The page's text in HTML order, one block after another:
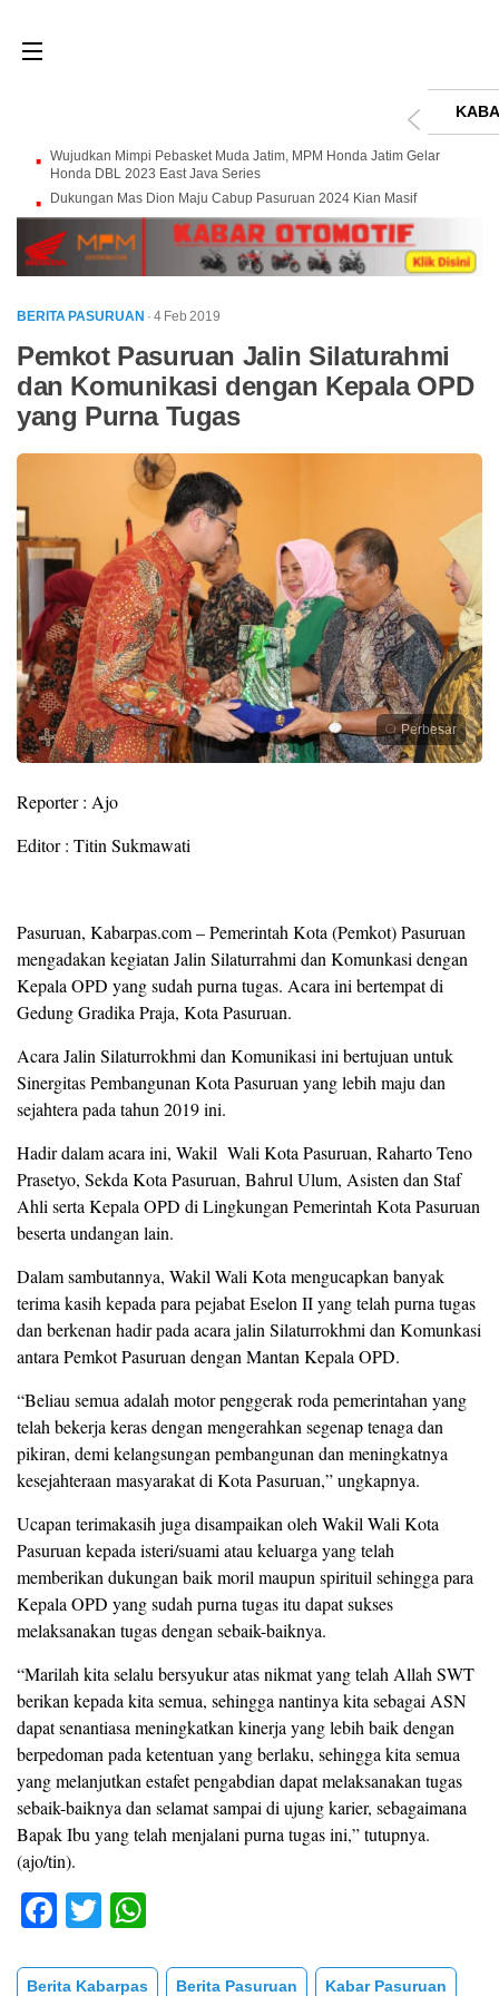
Wujudkan Mimpi Pebasket Muda Jatim, MPM Honda Jatim Gelar
Honda DBL 2023 East Java Series
Dukungan Mas Dion Maju Cabup Pasuruan 2024 Kian Masif
BERITA PASURUAN · 4 Feb 2019
Pemkot Pasuruan Jalin Silaturahmi
dan Komunikasi dengan Kepala OPD
yang Purna Tugas
Perbesar
Reporter : Ajo
Editor : Titin Sukmawati
Pasuruan, Kabarpas.com – Pemerintah Kota (Pemkot) Pasuruan
mengadakan kegiatan Jalin Silaturrahmi dan Komunkasi dengan
Kepala OPD yang sudah purna tugas. Acara ini bertempat di
Gedung Gradika Praja, Kota Pasuruan.
Acara Jalin Silaturrokhmi dan Komunikasi ini bertujuan untuk
Sinergitas Pembangunan Kota Pasuruan yang lebih maju dan
sejahtera pada tahun 2019 ini.
Hadir dalam acara ini, Wakil Wali Kota Pasuruan, Raharto Teno
Prasetyo, Sekda Kota Pasuruan, Bahrul Ulum, Asisten dan Staf
Ahli serta Kepala OPD di Lingkungan Pemerintah Kota Pasuruan
beserta undangan lain.
Dalam sambutannya, Wakil Wali Kota mengucapkan banyak
terima kasih kepada para pejabat Eselon II yang telah purna tugas
dan berkenan hadir pada acara jalin Silaturrokhmi dan Komunkasi
antara Pemkot Pasuruan dengan Mantan Kepala OPD.
“Beliau semua adalah motor penggerak roda pemerintahan yang
telah bekerja keras dengan mengerahkan segenap tenaga dan
pikiran, demi kelangsungan pembangunan dan meningkatnya
kesejahteraan masyarakat di Kota Pasuruan,” ungkapnya.
Ucapan terimakasih juga disampaikan oleh Wakil Wali Kota
Pasuruan kepada isteri/suami atau keluarga yang telah
memberikan dukungan baik moril maupun spirituil sehingga para
Kepala OPD yang sudah purna tugas itu dapat sukses
melaksanakan tugas dengan sebaik-baiknya.
“Marilah kita selalu bersyukur atas nikmat yang telah Allah SWT
berikan kepada kita semua, sehingga nantinya kita sebagai ASN
dapat senantiasa meningkatkan kinerja yang lebih baik dengan
berpedoman pada ketentuan yang berlaku, sehingga kita semua
yang melanjutkan estafet pengabdian dapat melaksanakan tugas
sebaik-baiknya dan selamat sampai di ujung karier, sebagaimana
Bapak Ibu yang telah menjalani purna tugas ini,” tutupnya.
(ajo/tin).
F
c
T
tt
at
Berita Kabarpas Berita Pasuruan Kabar Pasuruan